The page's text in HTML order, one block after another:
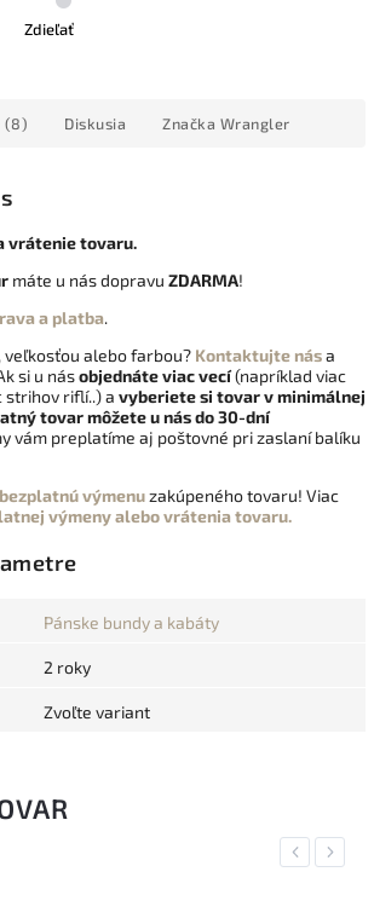
Zdieľať
(8) Diskusia Značka Wrangler
vrátenie tovaru.
máte u nás dopravu ZDARMA!
a platba.
veľkosťou alebo farbou? Kontaktujte nása
si u násobjednáte viac vecí(napríklad viac
strihov riflí..) a vyberiete si tovar v minimálnej
tovar môžete u nás do 30-dní
vám preplatíme aj poštovné pri zaslaní balíku
bezplatnú výmenuzakúpeného tovaru! Viac
výmeny alebo vrátenia tovaru.
Pánske bundy a kabáty
2 roky
Zvoľte variant
Previous
Next